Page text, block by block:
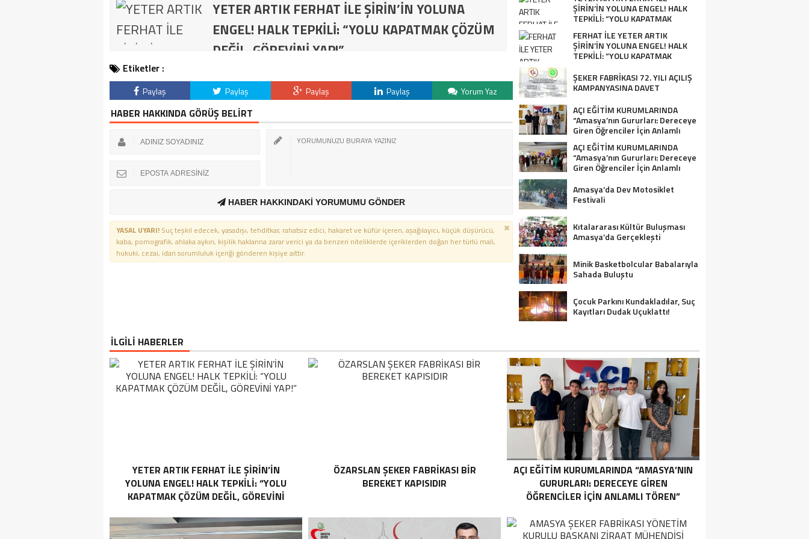
YETER ARTIK FERHAT İLE ŞİRİN’İN YOLUNA
ENGEL! HALK TEPKİLİ: “YOLU KAPATMAK ÇÖZÜM
DEĞİL, GÖREVİNİ YAP!”
Etiketler :
Paylaş Paylaş Paylaş Paylaş Yorum Yaz
HABER HAKKINDA GÖRÜŞ BELİRT
HABER HAKKINDAKİ YORUMUMU GÖNDER
YASAL UYARI! Suç teşkil edecek, yasadışı, tehditkar, rahatsız edici, hakaret ve küfür içeren, aşağılayıcı, küçük düşürücü,
kaba, pornografik, ahlaka aykırı, kişilik haklarına zarar verici ya da benzeri niteliklerde içeriklerden doğan her türlü mali,
hukuki, cezai, idari sorumluluk içeriği gönderen kişiye aittir.
ŞİRİN’İN YOLUNA ENGEL! HALK
TEPKİLİ: “YOLU KAPATMAK
ÇÖZÜM DEĞİL, GÖREVİNİ YAP!”
FERHAT İLE YETER ARTIK
ŞİRİN’İN YOLUNA ENGEL! HALK
TEPKİLİ: “YOLU KAPATMAK
ŞEKER FABRİKASI 72. YILI AÇILIŞ
KAMPANYASINA DAVET
AÇI EĞİTİM KURUMLARINDA
“Amasya’nın Gururları: Dereceye
Giren Öğrenciler İçin Anlamlı
Tören”
AÇI EĞİTİM KURUMLARINDA
“Amasya’nın Gururları: Dereceye
Giren Öğrenciler İçin Anlamlı
Amasya’da Dev Motosiklet
Festivali
Kıtalararası Kültür Buluşması
Amasya’da Gerçekleşti
Minik Basketbolcular Babalarıyla
Sahada Buluştu
Çocuk Parkını Kundakladılar, Suç
Kayıtları Dudak Uçuklattı!
İLGİLİ HABERLER
YETER ARTIK FERHAT İLE ŞİRİN’İN
YOLUNA ENGEL! HALK TEPKİLİ: “YOLU
KAPATMAK ÇÖZÜM DEĞİL, GÖREVİNİ
ÖZARSLAN ŞEKER FABRİKASI BİR
BEREKET KAPISIDIR
AÇI EĞİTİM KURUMLARINDA “AMASYA’NIN
GURURLARI: DERECEYE GIREN
ÖĞRENCILER İÇIN ANLAMLI TÖREN”